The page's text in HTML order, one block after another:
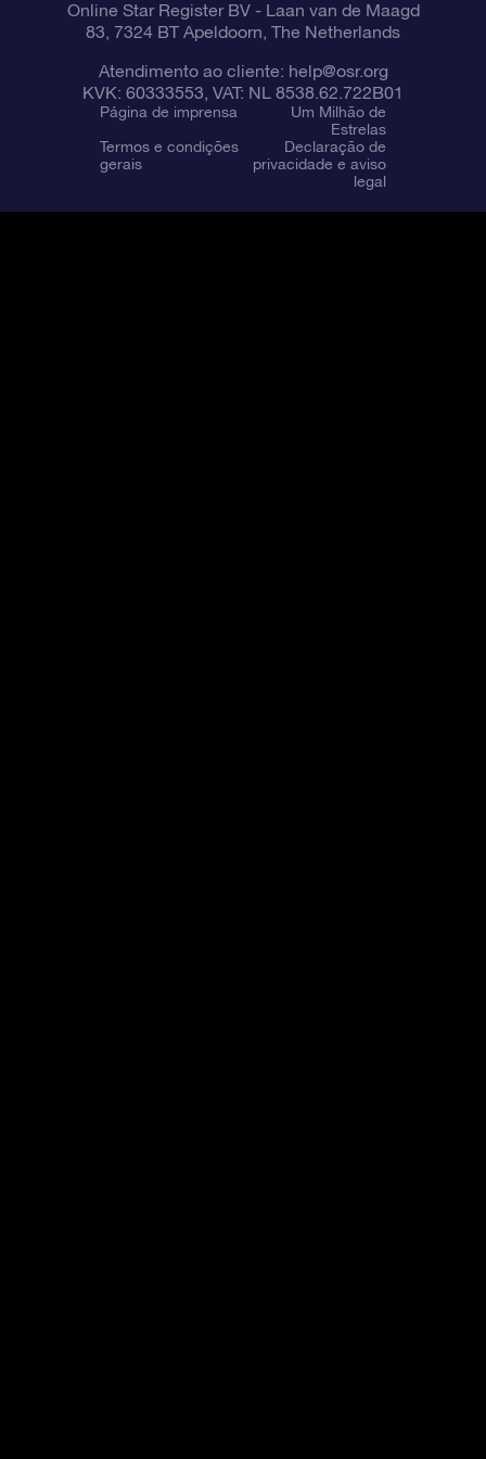
Online Star Register BV- Laan van de Maagd
83, 7324 BT Apeldoorn, The Netherlands
Atendimento ao cliente: help@osr.org
KVK: 60333553, VAT: NL 8538.62.722B01
Página de imprensa
Um Milhão de
Estrelas
Termos e condições
gerais
Declaração de
privacidade e aviso
legal